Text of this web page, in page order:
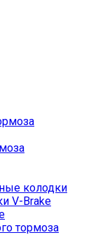
колодки
V-Brake
тормоза